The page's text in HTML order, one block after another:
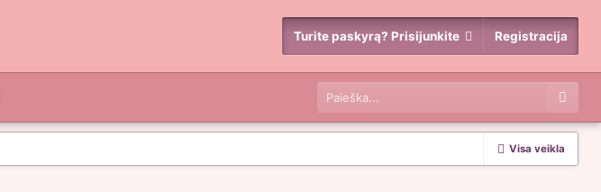
Turite paskyrą? Prisijunkite Registracija
Visa veikla